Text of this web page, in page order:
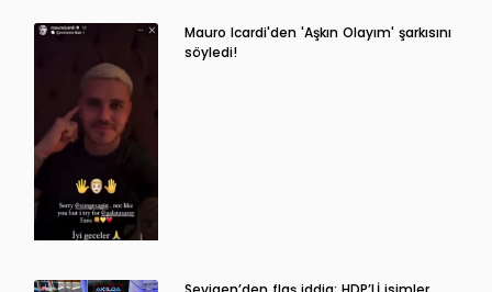
Mauro Icardi'den 'Aşkın Olayım' şarkısını
söyledi!